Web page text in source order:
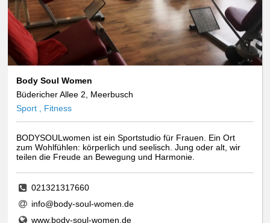
Body Soul Women
Büdericher Allee 2, Meerbusch
Sport , Fitness
BODYSOULwomen ist ein Sportstudio für Frauen. Ein Ort
zum Wohlfühlen: körperlich und seelisch. Jung oder alt, wir
teilen die Freude an Bewegung und Harmonie.
021321317660
info@body-soul-women.de
www.body-soul-women.de